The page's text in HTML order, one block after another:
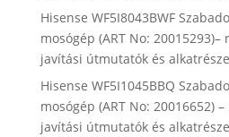
Hisense WF5I8043BWF
mosógép (ART No:
javítási útmutatók és
Hisense WF5I1045BBQ
mosógép (ART No: 20016652)
javítási útmutatók és